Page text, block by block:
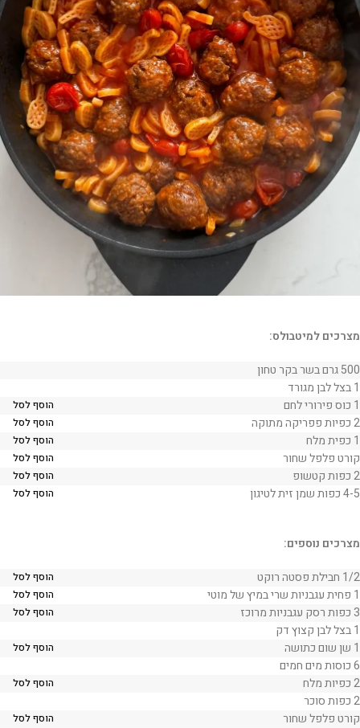
מצרכים למיטבולס:
500 גרם בשר בקר טחון
1 בצל לבן מגורד
1 כוס פירורי לחם
הוסף לסל
2 כפיות פפריקה מתוקה הוסף לסל
1 כפית מלח הוסף לסל
קורט פלפל שחור הוסף לסל
2 כפות קטשופ הוסף לסל
4-5 כפות שמן זית לטיגון הוסף לסל
מצרכים נוספים:
1/2 חבילת פסטה רוקט
הוסף לסל
1 פחית עגבניות שרי במיץ של מוטי הוסף לסל
3 כפות רסק עגבניות מרוכז הוסף לסל
1 בצל לבן קצוץ דק
1 שן שום כתושה
הוסף לסל
6 כוסות מים חמים
2 כפיות מלח
הוסף לסל
2 כפות סוכר
קורט פלפל שחור
הוסף לסל